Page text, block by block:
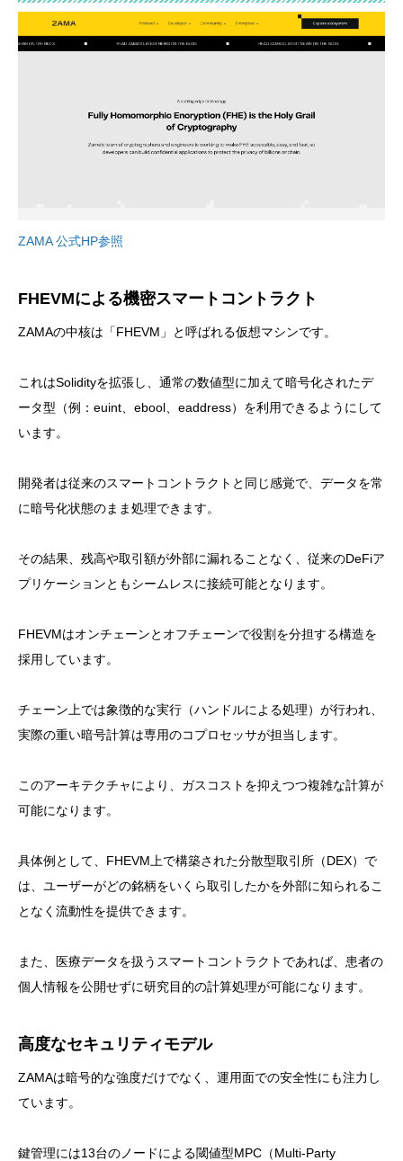
ZAMA 公式HP参照
FHEVMによる機密スマートコントラクト
ZAMAの中核は「FHEVM」と呼ばれる仮想マシンです。
これはSolidityを拡張し、通常の数値型に加えて暗号化されたデ
ータ型（例：euint、ebool、eaddress）を利用できるようにして
います。
開発者は従来のスマートコントラクトと同じ感覚で、データを常
に暗号化状態のまま処理できます。
その結果、残高や取引額が外部に漏れることなく、従来のDeFiア
プリケーションともシームレスに接続可能となります。
FHEVMはオンチェーンとオフチェーンで役割を分担する構造を
採用しています。
チェーン上では象徴的な実行（ハンドルによる処理）が行われ、
実際の重い暗号計算は専用のコプロセッサが担当します。
このアーキテクチャにより、ガスコストを抑えつつ複雑な計算が
可能になります。
具体例として、FHEVM上で構築された分散型取引所（DEX）で
は、ユーザーがどの銘柄をいくら取引したかを外部に知られるこ
となく流動性を提供できます。
また、医療データを扱うスマートコントラクトであれば、患者の
個人情報を公開せずに研究目的の計算処理が可能になります。
高度なセキュリティモデル
ZAMAは暗号的な強度だけでなく、運用面での安全性にも注力し
ています。
鍵管理には13台のノードによる閾値型MPC（Multi-Party